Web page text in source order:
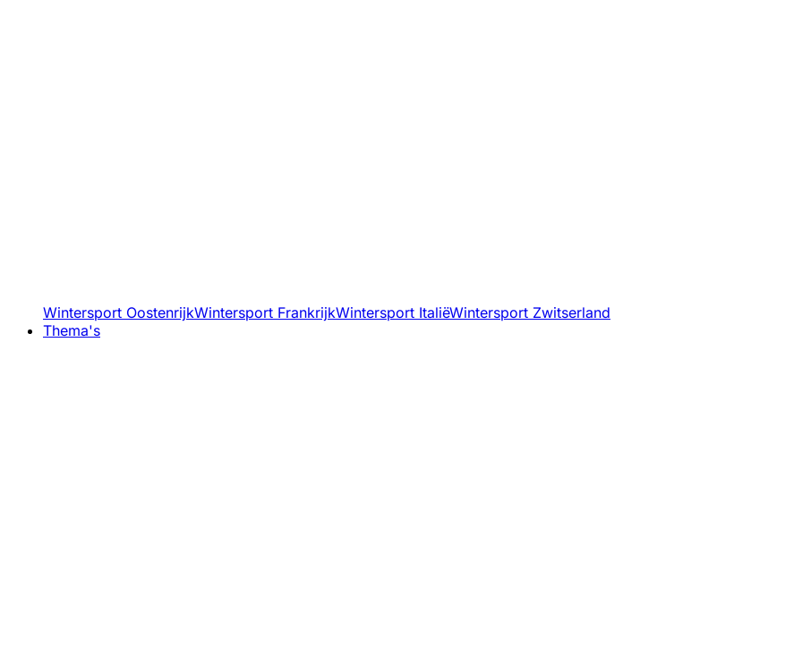
Wintersport OostenrijkWintersport FrankrijkWintersport ItaliëWintersport Zwitserland
Thema's